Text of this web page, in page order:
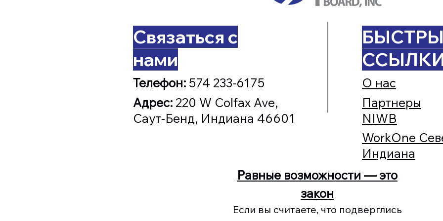
Связаться с
нами
Телефон: 574 233-6175
Адрес: 220 W Colfax Ave,
Саут-Бенд, Индиана 46601
О нас
Партнеры
NIWB
WorkOne
Индиана
Равные возможности — это
закон
Если вы считаете, что подверглись